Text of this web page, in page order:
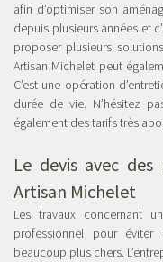
afin d’optimiser son
depuis plusieurs années et
proposer plusieurs
Artisan Michelet peut
C’est une opération
durée de vie. N’hésitez
également des tarifs très
Le devis avec
Artisan Michelet
Les travaux concernant
professionnel pour
beaucoup plus chers.